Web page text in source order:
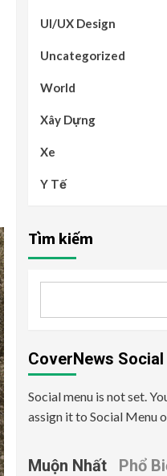
UI/UX Design
Uncategorized
World
Xây Dựng
Xe
Y Tế
Tìm kiếm
CoverNews Social
Social menu is not set.
assign it to Social Menu
Muộn Nhất Phổ